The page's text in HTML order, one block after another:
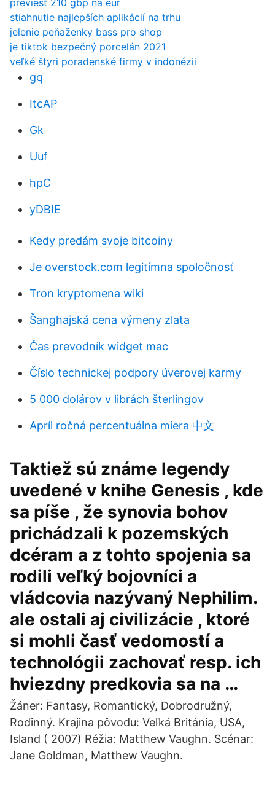
previesť 210 gbp na eur
stiahnutie najlepších aplikácií na trhu
jelenie peňaženky bass pro shop
je tiktok bezpečný porcelán 2021
veľké štyri poradenské firmy v indonézii
gq
ItcAP
Gk
Uuf
hpC
yDBIE
Kedy predám svoje bitcoiny
Je overstock.com legitímna spoločnosť
Tron kryptomena wiki
Šanghajská cena výmeny zlata
Čas prevodník widget mac
Číslo technickej podpory úverovej karmy
5 000 dolárov v librách šterlingov
Apríl ročná percentuálna miera 中文
Taktiež sú známe legendy
uvedené v knihe Genesis , kde
sa píše , že synovia bohov
prichádzali k pozemských
dcéram a z tohto spojenia sa
rodili veľký bojovníci a
vládcovia nazývaný Nephilim.
ale ostali aj civilizácie , ktoré
si mohli časť vedomostí a
technológii zachovať resp. ich
hviezdny predkovia sa na …
Žáner: Fantasy, Romantický, Dobrodružný,
Rodinný. Krajina pôvodu: Veľká Británia, USA,
Island ( 2007) Réžia: Matthew Vaughn. Scénar:
Jane Goldman, Matthew Vaughn.